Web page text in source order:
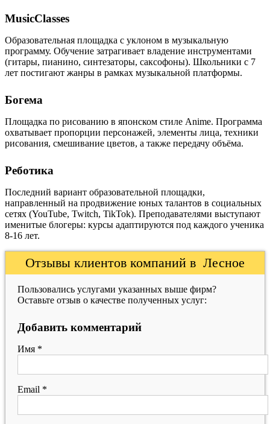
MusicClasses
Образовательная площадка с уклоном в музыкальную
программу. Обучение затрагивает владение инструментами
(гитары, пианино, синтезаторы, саксофоны). Школьники с 7
лет постигают жанры в рамках музыкальной платформы.
Богема
Площадка по рисованию в японском стиле Anime. Программа
охватывает пропорции персонажей, элементы лица, техники
рисования, смешивание цветов, а также передачу объёма.
Реботика
Последний вариант образовательной площадки,
направленный на продвижение юных талантов в социальных
сетях (YouTube, Twitch, TikTok). Преподавателями выступают
именитые блогеры: курсы адаптируются под каждого ученика
8-16 лет.
Отзывы клиентов компаний в Лесное
Пользовались услугами указанных выше фирм?
Оставьте отзыв о качестве полученных услуг:
Добавить комментарий
Имя *
Email *